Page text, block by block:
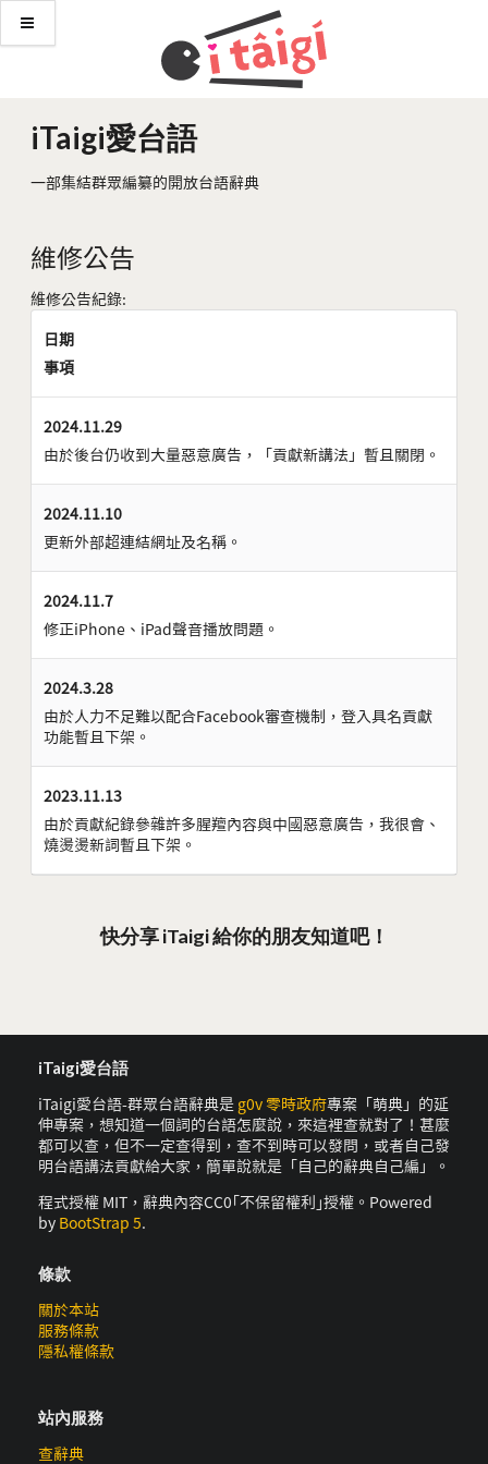
iTaigi愛台語
一部集結群眾編纂的開放台語辭典
維修公告
維修公告紀錄:
日期
事項
2024.11.29
由於後台仍收到大量惡意廣告，「貢獻新講法」暫且關閉。
2024.11.10
更新外部超連結網址及名稱。
2024.11.7
修正iPhone、iPad聲音播放問題。
2024.3.28
由於人力不足難以配合Facebook審查機制，登入具名貢獻
功能暫且下架。
2023.11.13
由於貢獻紀錄參雜許多腥羶內容與中國惡意廣告，我很會、
燒燙燙新詞暫且下架。
快分享 iTaigi 給你的朋友知道吧！
iTaigi愛台語
iTaigi愛台語-群眾台語辭典是 g0v 零時政府專案「萌典」的延
伸專案，想知道一個詞的台語怎麼說，來這裡查就對了！甚麼
都可以查，但不一定查得到，查不到時可以發問，或者自己發
明台語講法貢獻給大家，簡單說就是「自己的辭典自己編」。
程式授權 MIT，辭典內容CC0｢不保留權利｣授權。Powered
by BootStrap 5.
條款
關於本站
服務條款
隱私權條款
站內服務
查辭典